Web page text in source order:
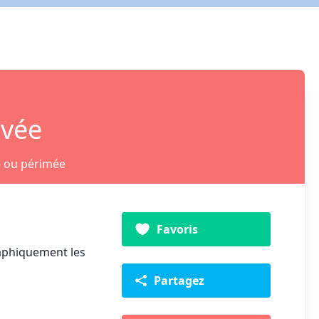
ou périmée
les
Favoris
Partagez